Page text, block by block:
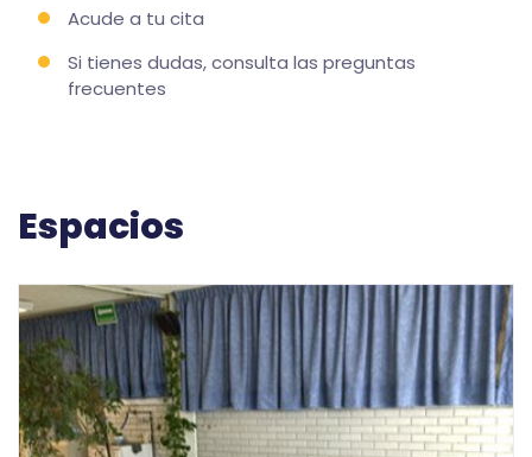
Acude a tu cita
Si tienes dudas, consulta las preguntas
frecuentes
Espacios